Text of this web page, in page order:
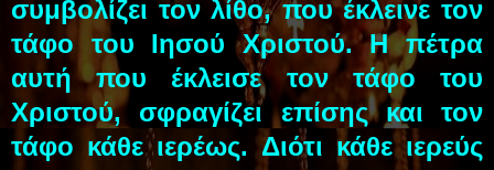
συμβολίζει τον λίθο, που έκλεινε τον
τάφο του Ιησού Χριστού. Η πέτρα
αυτή που έκλεισε τον τάφο του
Χριστού, σφραγίζει επίσης και τον
τάφο κάθε ιερέως. Διότι κάθε ιερεύς